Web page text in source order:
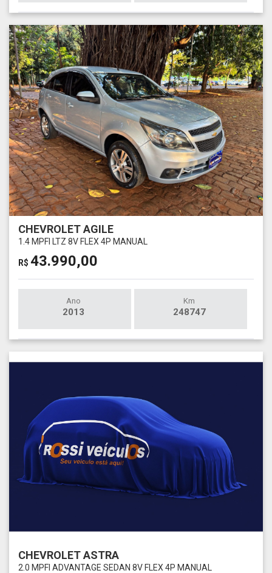
CHEVROLET AGILE
1.4 MPFI LTZ 8V FLEX 4P MANUAL
R$ 43.990,00
Ano
2013
Km
248747
CHEVROLET ASTRA
2.0 MPFI ADVANTAGE SEDAN 8V FLEX 4P MANUAL